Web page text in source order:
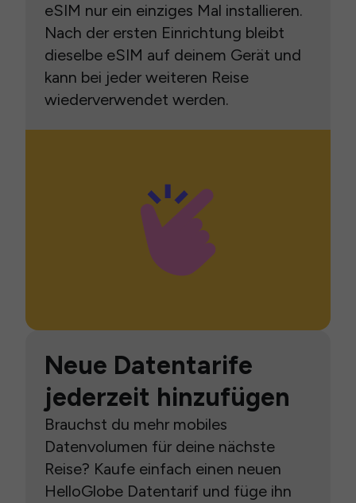
eSIM nur ein einziges Mal installieren.
Nach der ersten Einrichtung bleibt
dieselbe eSIM auf deinem Gerät und
kann bei jeder weiteren Reise
wiederverwendet werden.
Neue Datentarife
jederzeit hinzufügen
Brauchst du mehr mobiles
Datenvolumen für deine nächste
Reise? Kaufe einfach einen neuen
HelloGlobe Datentarif und füge ihn